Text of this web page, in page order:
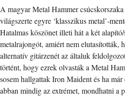
A magyar Metal Hammer
világszerte egyre ‘klasszikus metal’-
Hatalmas köszönet illeti hát a két
metalrajongót, amiért nem elutasították,
alternatív gitárzenét az általuk
történt, hogy ezrek olvasták a Metal
sosem hallgattak Iron Maident és ha már
abban mindig az extrémet, mondhatni a